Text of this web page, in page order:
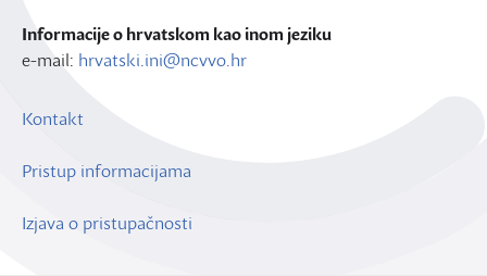
Informacije o hrvatskom kao inom jeziku
e-mail: hrvatski.ini@ncvvo.hr
Kontakt
Pristup informacijama
Izjava o pristupačnosti